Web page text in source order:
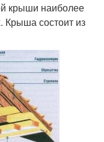
крыши наиболее
Крыша состоит из